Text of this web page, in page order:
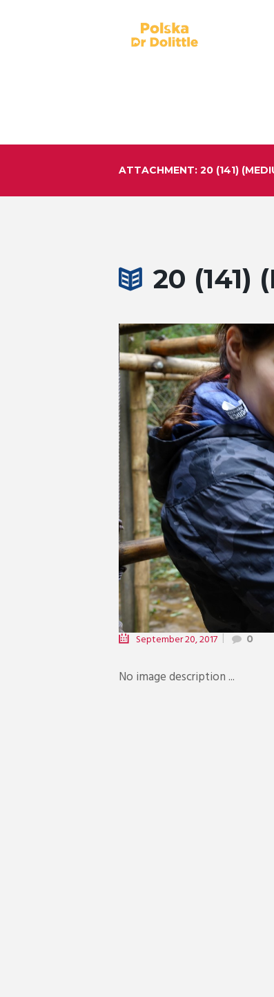
ATTACHMENT: 20 (141)
20 (141)
September 20, 2017 0
No image description ...